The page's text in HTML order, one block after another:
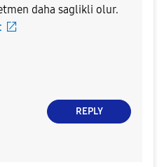
daha saglikli olur.
REPLY